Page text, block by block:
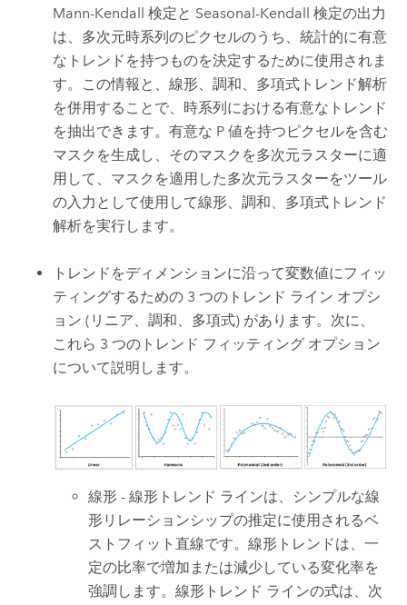
Mann-Kendall 検定と Seasonal-Kendall 検定の出力
は、多次元時系列のピクセルのうち、統計的に有意
なトレンドを持つものを決定するために使用されま
す。この情報と、線形、調和、多項式トレンド解析
を併用することで、時系列における有意なトレンド
を抽出できます。有意な P 値を持つピクセルを含む
マスクを生成し、そのマスクを多次元ラスターに適
用して、マスクを適用した多次元ラスターをツール
の入力として使用して線形、調和、多項式トレンド
解析を実行します。
トレンドをディメンションに沿って変数値にフィッ
ティングするための 3 つのトレンド ライン オプシ
ョン (リニア、調和、多項式) があります。次に、
これら 3 つのトレンド フィッティング オプション
について説明します。
線形 - 線形トレンド ラインは、シンプルな線
形リレーションシップの推定に使用されるベ
ストフィット直線です。線形トレンドは、一
定の比率で増加または減少している変化率を
強調します。線形トレンド ラインの式は、次